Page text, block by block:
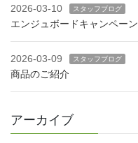
2026-03-10 スタッフブログ
エンジュボードキャンペーン
2026-03-09 スタッフブログ
商品のご紹介
アーカイブ